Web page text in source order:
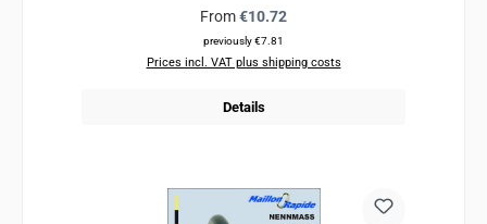
Regular price:
From€10.72
previously €7.81
Prices incl. VAT plus shipping costs
Details